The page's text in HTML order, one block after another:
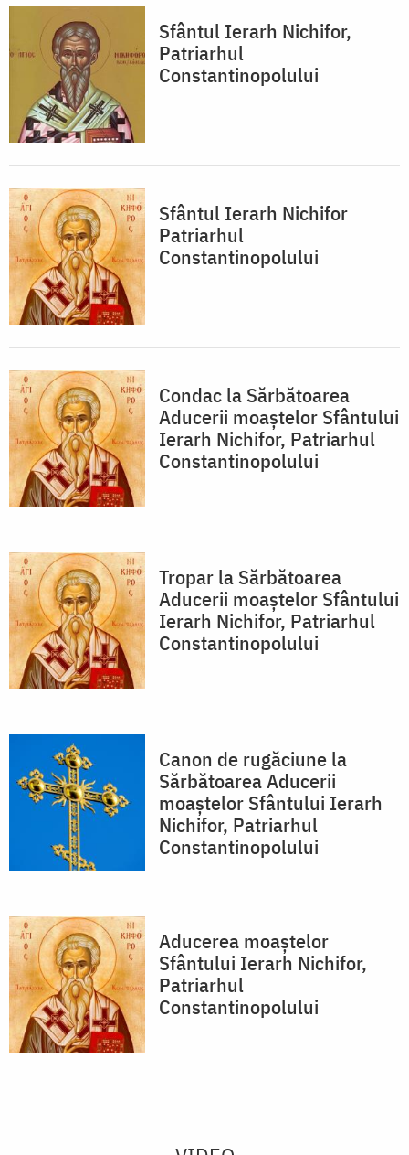
Sfântul Ierarh Nichifor,
Patriarhul
Constantinopolului
Sfântul Ierarh Nichifor
Patriarhul
Constantinopolului
Condac la Sărbătoarea
Aducerii moaştelor Sfântului
Ierarh Nichifor, Patriarhul
Constantinopolului
Tropar la Sărbătoarea
Aducerii moaştelor Sfântului
Ierarh Nichifor, Patriarhul
Constantinopolului
Canon de rugăciune la
Sărbătoarea Aducerii
moaştelor Sfântului Ierarh
Nichifor, Patriarhul
Constantinopolului
Aducerea moaștelor
Sfântului Ierarh Nichifor,
Patriarhul
Constantinopolului